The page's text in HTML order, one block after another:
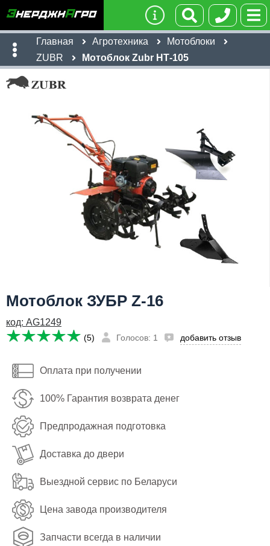
Главная Агротехника
Мотоблоки
ZUBR
Мотоблок Zubr НТ-105
Мотоблок ЗУБР Z-16
код: AG1249
(5) Голосов: 1 добавить отзыв
Оплата при получении
100% Гарантия возврата денег
Предпродажная подготовка
Доставка до двери
Выездной сервис по Беларуси
Цена завода производителя
Запчасти всегда в наличии
руб
Заказать
71,750
Имя:
Телефон
Я даю согласие на обработку персональных данных
Заказать
Телефон*:
Я даю согласие наобработку персональных данных
Отправить